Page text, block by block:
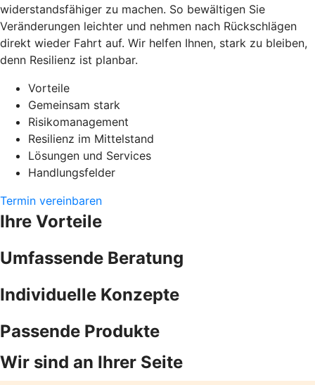
widerstandsfähiger zu machen. So bewältigen Sie
Veränderungen leichter und nehmen nach Rückschlägen
direkt wieder Fahrt auf. Wir helfen Ihnen, stark zu bleiben,
denn Resilienz ist planbar.
Vorteile
Gemeinsam stark
Risikomanagement
Resilienz im Mittelstand
Lösungen und Services
Handlungsfelder
Termin vereinbaren
Ihre Vorteile
Umfassende Beratung
Individuelle Konzepte
Passende Produkte
Wir sind an Ihrer Seite